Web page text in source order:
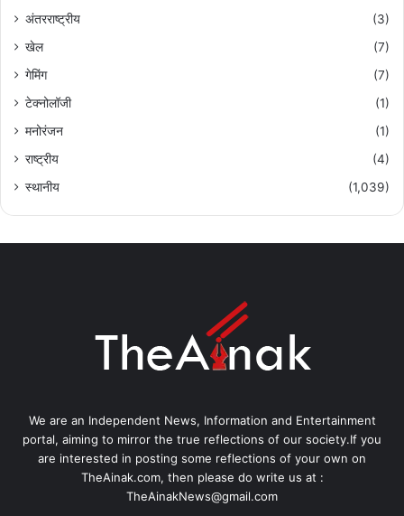
अंतरराष्ट्रीय
(3)
खेल
(7)
गेमिंग
(7)
टेक्नोलॉजी
(1)
मनोरंजन
(1)
राष्ट्रीय
(4)
स्थानीय
(1,039)
We are an Independent News, Information and Entertainment
portal, aiming to mirror the true reflections of our society.If you
are interested in posting some reflections of your own on
TheAinak.com, then please do write us at :
TheAinakNews@gmail.com